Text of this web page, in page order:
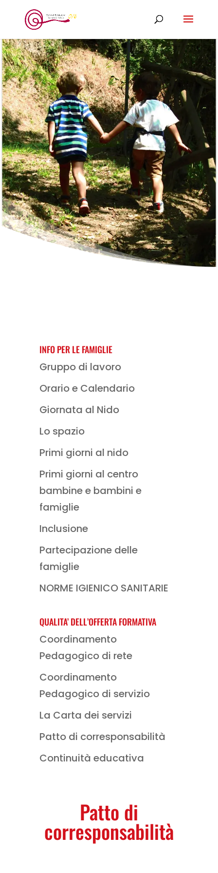
INFO PER LE FAMIGLIE
Gruppo di lavoro
Orario e Calendario
Giornata al Nido
Lo spazio
Primi giorni al nido
Primi giorni al centro
bambine e bambini e
famiglie
Inclusione
Partecipazione delle
famiglie
NORME IGIENICO SANITARIE
QUALITA’ DELL’OFFERTA FORMATIVA
Coordinamento
Pedagogico di rete
Coordinamento
Pedagogico di servizio
La Carta dei servizi
Patto di corresponsabilità
Continuità educativa
Patto di
corresponsabilità